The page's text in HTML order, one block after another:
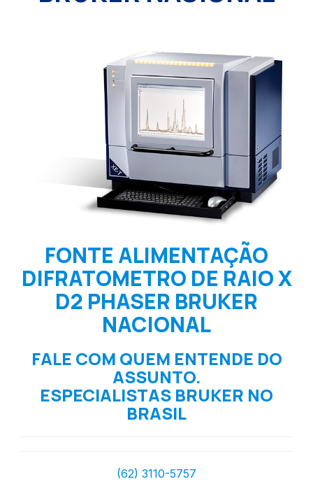
FONTE ALIMENTAÇÃO
DIFRATOMETRO DE RAIO X
D2 PHASER BRUKER
NACIONAL
FALE COM QUEM ENTENDE DO
ASSUNTO.
ESPECIALISTAS BRUKER NO
BRASIL
(62) 3110-5757